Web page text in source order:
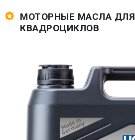
МОТОРНЫЕ МАСЛА ДЛЯ
КВАДРОЦИКЛОВ